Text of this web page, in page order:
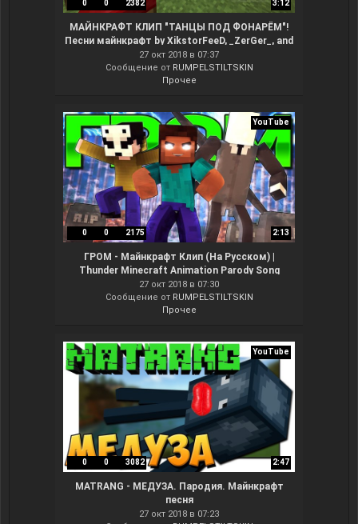
0 0 2382 3:12
МАЙНКРАФТ КЛИП "ТАНЦЫ ПОД ФОНАРЁМ"!
Песни майнкрафт by XikstorFeeD, _ZerGer_, and
sqd_nixton__
27 окт 2018 в 07:37
Сообщение от RUMPELSTILTSKIN
Прочее
YouTube
0 0 2175 2:13
ГРОМ - Майнкрафт Клип (На Русском) |
Thunder Minecraft Animation Parody Song
Imagine Dragons
27 окт 2018 в 07:30
Сообщение от RUMPELSTILTSKIN
Прочее
YouTube
0 0 3082 2:47
MATRANG - МЕДУЗА. Пародия. Майнкрафт
песня
27 окт 2018 в 07:23